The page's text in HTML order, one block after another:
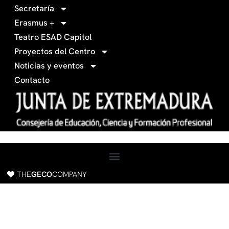
f
a
c
b
o
o
k
Secretaría
Erasmus +
Teatro ESAD Capitol
Proyectos del Centro
Noticias y eventos
Contacto
THEGECOCOMPANY